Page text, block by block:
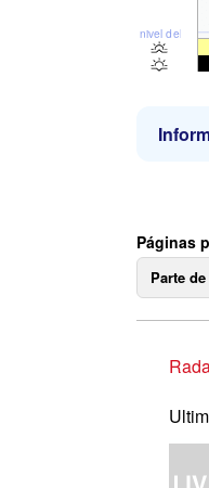
nivel del mar
Páginas
Parte